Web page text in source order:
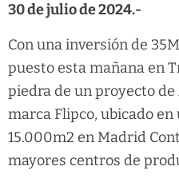
30 de julio de 2024.-
Con una inversión de
puesto esta mañana en
piedra de un proyecto de
marca Flipco, ubicado en
15.000m2 en Madrid
mayores centros de